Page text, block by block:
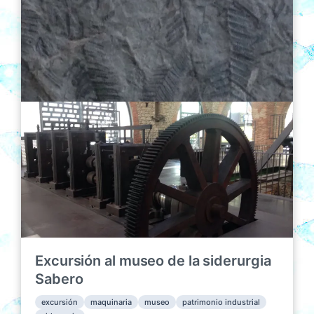
u
b
l
i
c
a
c
ó
n
a
d
a
e
n
s
Excursión al museo de la siderurgia
Sabero
excursión maquinaria museo
patrimonio industrial